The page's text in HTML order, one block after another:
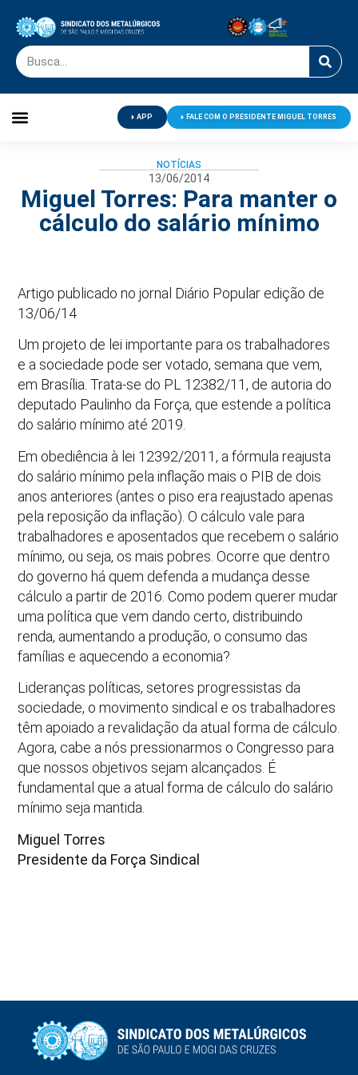
APP FALE COM O PRESIDENTE MIGUEL TORRES
NOTÍCIAS
13/06/2014
Miguel Torres: Para manter o
cálculo do salário mínimo
Artigo publicado no jornal Diário Popular edição de
13/06/14
Um projeto de lei importante para os trabalhadores
e a sociedade pode ser votado, semana que vem,
em Brasília. Trata-se do PL 12382/11, de autoria do
deputado Paulinho da Força, que estende a política
do salário mínimo até 2019.
Em obediência à lei 12392/2011, a fórmula reajusta
do salário mínimo pela inflação mais o PIB de dois
anos anteriores (antes o piso era reajustado apenas
pela reposição da inflação). O cálculo vale para
trabalhadores e aposentados que recebem o salário
mínimo, ou seja, os mais pobres. Ocorre que dentro
do governo há quem defenda a mudança desse
cálculo a partir de 2016. Como podem querer mudar
uma política que vem dando certo, distribuindo
renda, aumentando a produção, o consumo das
famílias e aquecendo a economia?
Lideranças políticas, setores progressistas da
sociedade, o movimento sindical e os trabalhadores
têm apoiado a revalidação da atual forma de cálculo.
Agora, cabe a nós pressionarmos o Congresso para
que nossos objetivos sejam alcançados. É
fundamental que a atual forma de cálculo do salário
mínimo seja mantida.
Miguel Torres
Presidente da Força Sindical